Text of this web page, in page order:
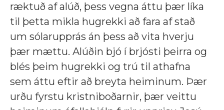
ræktuð af alúð, þess vegna áttu þær líka
til þetta mikla hugrekki að fara af stað
um sólarupprás án þess að vita hverju
þær mættu. Alúðin bjó í brjósti þeirra og
blés þeim hugrekki og trú til athafna
sem áttu eftir að breyta heiminum. Þær
urðu fyrstu kristniboðarnir, þær veittu